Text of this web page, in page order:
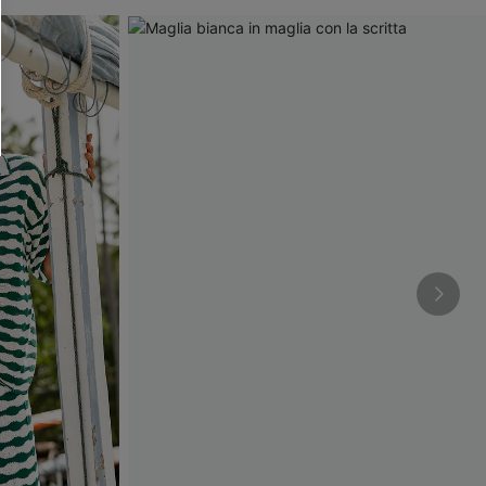
SCONT
e-mail di marketing (compresi contenuti
i nostriTermini e condizioni
come i pixel presenti nelle
valutare il livello di coinvolgimento,
che potrebbero interessarti, il tutto
. Puoi annullare l'iscrizione in qualsiasi